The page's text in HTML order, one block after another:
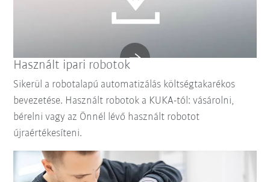
Használt ipari robotok
Sikerül a robotalapú automatizálás költségtakarékos
bevezetése. Használt robotok a KUKA-tól: vásárolni,
bérelni vagy az Önnél lévő használt robotot
újraértékesíteni.